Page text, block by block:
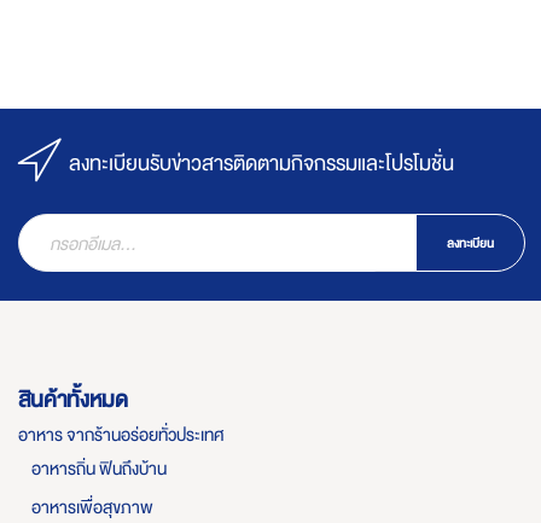
ลงทะเบียนรับข่าวสารติดตามกิจกรรมและโปรโมชั่น
ลงทะเบียน
สินค้าทั้งหมด
อาหาร จากร้านอร่อยทั่วประเทศ
อาหารถิ่น ฟินถึงบ้าน
อาหารเพื่อสุขภาพ